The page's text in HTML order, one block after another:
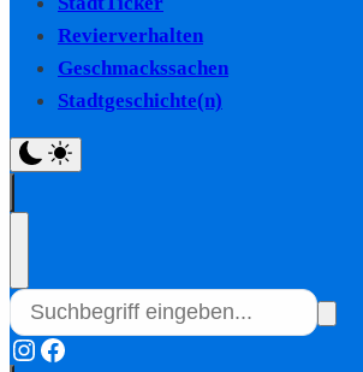
Revierverhalten
Geschmackssachen
Stadtgeschichte(n)
Instagram
Facebook